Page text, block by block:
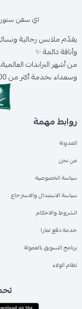
اي سفن ستور
يقدّم ملابس رجالية
وأناقة دائمة ✨
من أشهر البراندات العالمية،
وسعداء بخدمة أكثر من 300,000 عميل حول المملكة.
روابط مهمة
المدونة
من نحن
سياسة الخصوصية
سياسة الاستبدال والاسترجاع
الشروط والاحكام
خدمة دفع تمارا
برنامج التسويق بالعمولة
نظام الولاء